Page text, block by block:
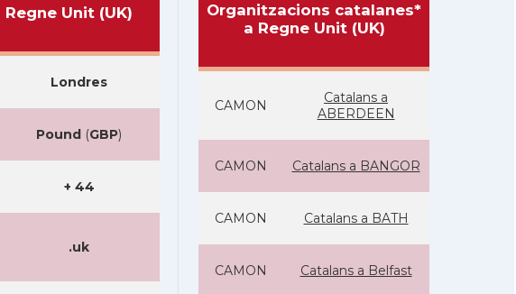
Regne Unit (UK)
Londres
Pound (GBP)
+ 44
.uk
Organitzacions catalanes*
a Regne Unit (UK)
CAMON
Catalans a
ABERDEEN
CAMON Catalans a BANGOR
CAMON Catalans a BATH
CAMON Catalans a Belfast